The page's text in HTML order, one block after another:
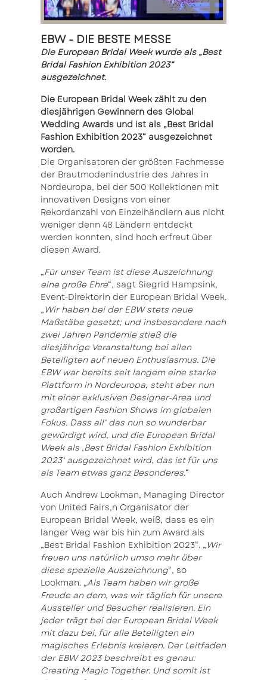
EBW - DIE BESTE MESSE
Die European Bridal Week wurde als „Best
Bridal Fashion Exhibition 2023“
ausgezeichnet.
Die European Bridal Week zählt zu den
diesjährigen Gewinnern des Global
Wedding Awards und ist als „Best Bridal
Fashion Exhibition 2023“ ausgezeichnet
worden.
Die Organisatoren der größten Fachmesse
der Brautmodenindustrie des Jahres in
Nordeuropa, bei der 500 Kollektionen mit
innovativen Designs von einer
Rekordanzahl von Einzelhändlern aus nicht
weniger denn 48 Ländern entdeckt
werden konnten, sind hoch erfreut über
diesen Award.
„Für unser Team ist diese Auszeichnung
eine große Ehre“, sagt Siegrid Hampsink,
Event-Direktorin der European Bridal Week.
„Wir haben bei der EBW stets neue
Maßstäbe gesetzt; und insbesondere nach
zwei Jahren Pandemie stieß die
diesjährige Veranstaltung bei allen
Beteiligten auf neuen Enthusiasmus. Die
EBW war bereits seit langem eine starke
Plattform in Nordeuropa, steht aber nun
mit einer exklusiven Designer-Area und
großartigen Fashion Shows im globalen
Fokus. Dass all‘ das nun so wunderbar
gewürdigt wird, und die European Bridal
Week als ‚Best Bridal Fashion Exhibition
2023‘ ausgezeichnet wird, das ist für uns
als Team etwas ganz Besonderes.“
Auch Andrew Lookman, Managing Director
von United Fairs,n Organisator der
European Bridal Week, weiß, dass es ein
langer Weg war bis hin zum Award als
„Best Bridal Fashion Exhibition 2023“. „Wir
freuen uns natürlich umso mehr über
diese spezielle Auszeichnung“, so
Lookman. „Als Team haben wir große
Freude an dem, was wir täglich für unsere
Aussteller und Besucher realisieren. Ein
jeder trägt bei der European Bridal Week
mit dazu bei, für alle Beteiligten ein
magisches Erlebnis kreieren. Der Leitfaden
der EBW 2023 beschreibt es genau:
Creating Magic Together. Und somit ist